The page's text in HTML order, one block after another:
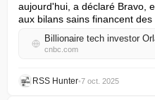
aujourd'hui, a déclaré Bravo,
aux bilans sains financent
cnbc.com
RSS Hunter•7 oct. 2025